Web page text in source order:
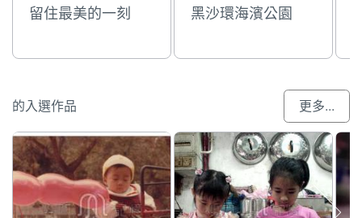
留住最美的一刻 黑沙環海濱公園
的入選作品 更多...